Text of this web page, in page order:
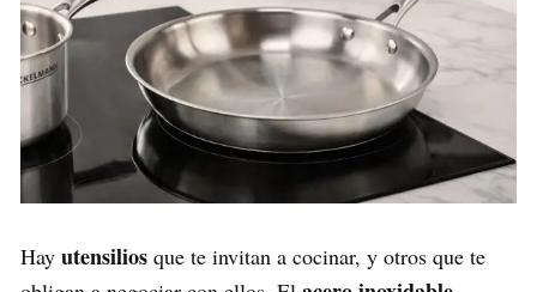
Hay utensilios que te invitan a cocinar, y otros que te